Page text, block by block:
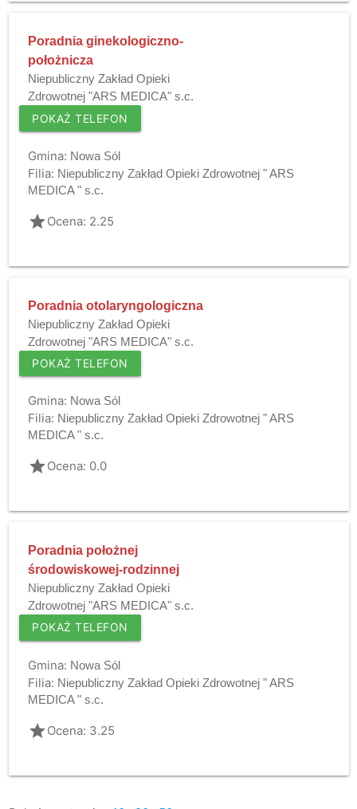
Poradnia ginekologiczno-
położnicza
Niepubliczny Zakład Opieki
Zdrowotnej "ARS MEDICA" s.c.
POKAŻ TELEFON
Gmina: Nowa Sól
Filia: Niepubliczny Zakład Opieki Zdrowotnej " ARS
MEDICA " s.c.
gradeOcena: 2.25
Poradnia otolaryngologiczna
Niepubliczny Zakład Opieki
Zdrowotnej "ARS MEDICA" s.c.
POKAŻ TELEFON
Gmina: Nowa Sól
Filia: Niepubliczny Zakład Opieki Zdrowotnej " ARS
MEDICA " s.c.
gradeOcena: 0.0
Poradnia położnej
środowiskowej-rodzinnej
Niepubliczny Zakład Opieki
Zdrowotnej "ARS MEDICA" s.c.
POKAŻ TELEFON
Gmina: Nowa Sól
Filia: Niepubliczny Zakład Opieki Zdrowotnej " ARS
MEDICA " s.c.
gradeOcena: 3.25